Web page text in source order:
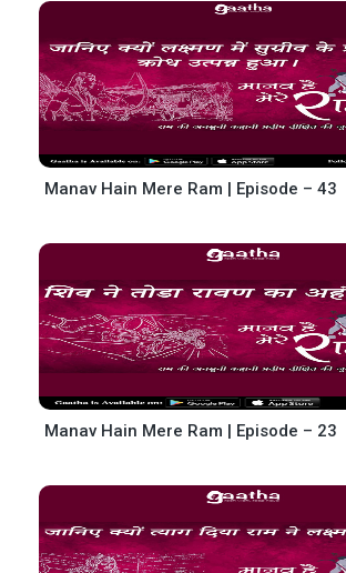
Manav Hain Mere Ram | Episode – 43
Manav Hain Mere Ram | Episode – 23